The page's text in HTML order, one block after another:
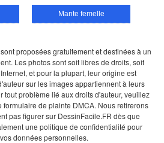
Mante femelle
proposées gratuitement et destinées à un
Les photos sont soit libres de droits, soit
et pour la plupart, leur origine est
sur les images appartiennent à leurs
tout problème lié aux droits d'auteur, veuillez
de plainte DMCA. Nous retirerons
pas figurer sur DessinFacile.FR dès que
une politique de confidentialité pour
données personnelles.